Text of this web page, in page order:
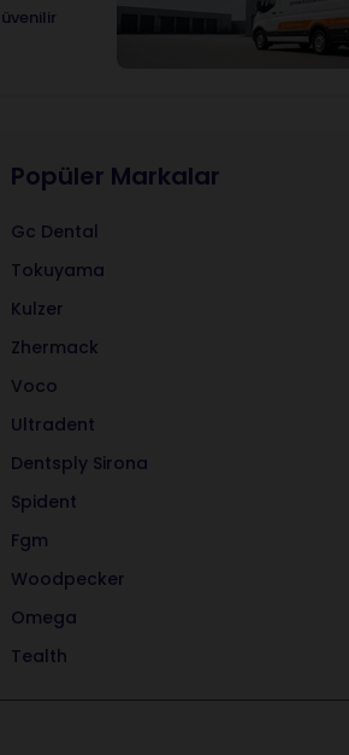
Popüler Markalar
Gc Dental
Tokuyama
Kulzer
Zhermack
Voco
Ultradent
Dentsply Sirona
Spident
Fgm
Woodpecker
Omega
Tealth